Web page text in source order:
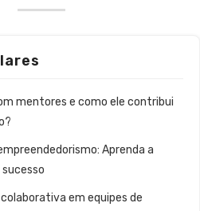
mentores e como ele contribui
Aprenda a
em equipes de